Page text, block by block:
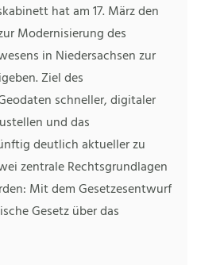
hat am 17. März den
Modernisierung des
in Niedersachsen zur
Ziel des
schneller, digitaler
und das
deutlich aktueller zu
zentrale Rechtsgrundlagen
Mit dem Gesetzesentwurf
Gesetz über das